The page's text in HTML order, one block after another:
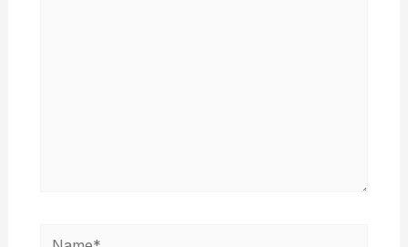
Name*